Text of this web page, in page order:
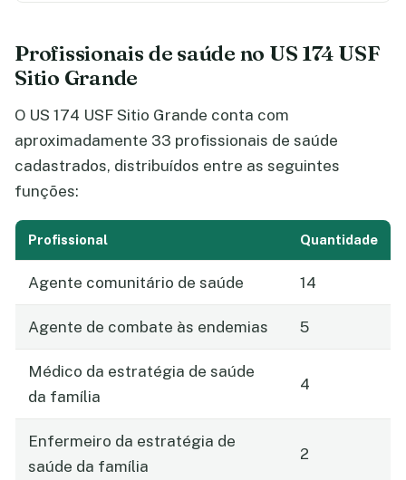
Profissionais de saúde no US 174 USF
Sitio Grande
O US 174 USF Sitio Grande conta com
aproximadamente 33 profissionais de saúde
cadastrados, distribuídos entre as seguintes
funções:
Profissional Quantidade
Agente comunitário de saúde 14
Agente de combate às endemias 5
Médico da estratégia de saúde
da família
4
Enfermeiro da estratégia de
saúde da família
2